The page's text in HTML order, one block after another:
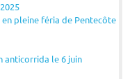
pleine féria de Pentecôte
anticorrida le 6 juin